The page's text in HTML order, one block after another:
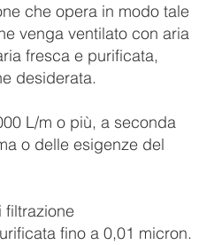
che opera in modo tale
venga ventilato con aria
fresca e purificata,
desiderata.
L/m o più, a seconda
o delle esigenze del
filtrazione
fino a 0,01 micron.